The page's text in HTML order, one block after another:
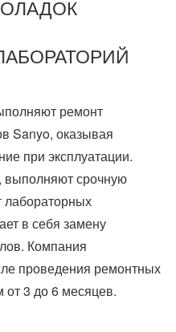
ремонт
Sanyo, оказывая
при эксплуатации.
выполняют срочную
лабораторных
в себя замену
Компания
проведения ремонтных
от 3 до 6 месяцев.